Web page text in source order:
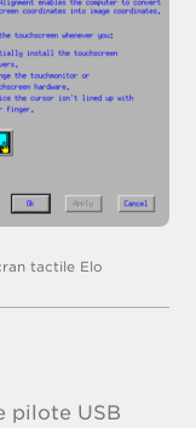
tactile Elo
pilote USB